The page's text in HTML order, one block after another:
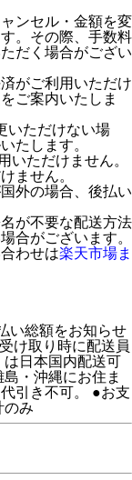
ンセル・金額を変
。その際、手数料
だく場合がござい
がご利用いただけ
ご案内いたしま
いただけない場
たします。
いただけません。
ません。
外の場合、後払い
が不要な配送方法
合がございます。
わせは楽天市場ま
い総額をお知らせ
け取り時に配送員
日本国内配送可
・沖縄にお住ま
引き不可。 ●お支
み